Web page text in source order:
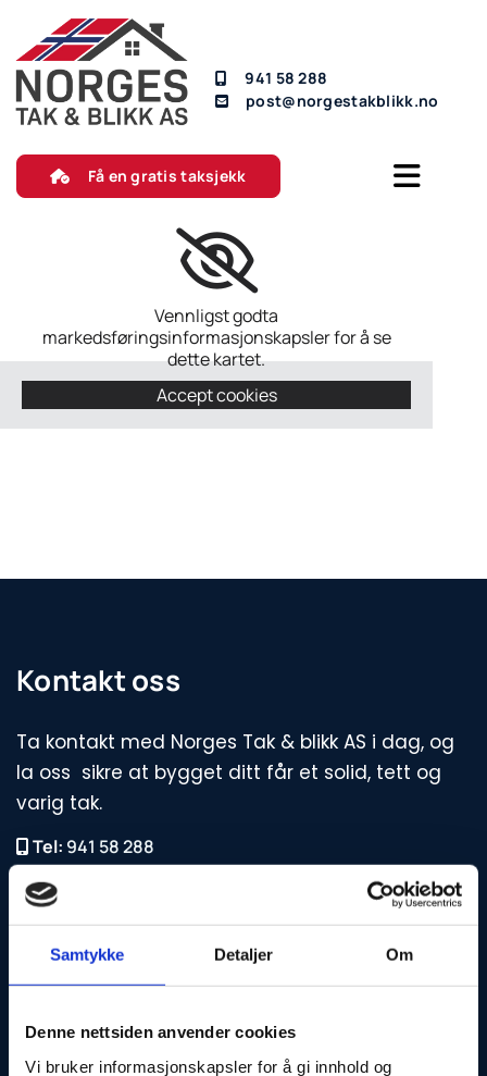
Samtykke Detaljer Om
Denne nettsiden anvender cookies
Vi bruker informasjonskapsler for å gi innhold og
941 58 288
post@norgestakblikk.no
Få en gratis taksjekk
Vennligst godta
markedsføringsinformasjonskapsler for å se
dette kartet.
Accept cookies
Kontakt oss
Ta kontakt med Norges Tak & blikk AS i dag, og
la oss sikre at bygget ditt får et solid, tett og
varig tak.
 Tel: 941 58 288
E-post:
Brobekkveien 106 A, 0582 Oslo